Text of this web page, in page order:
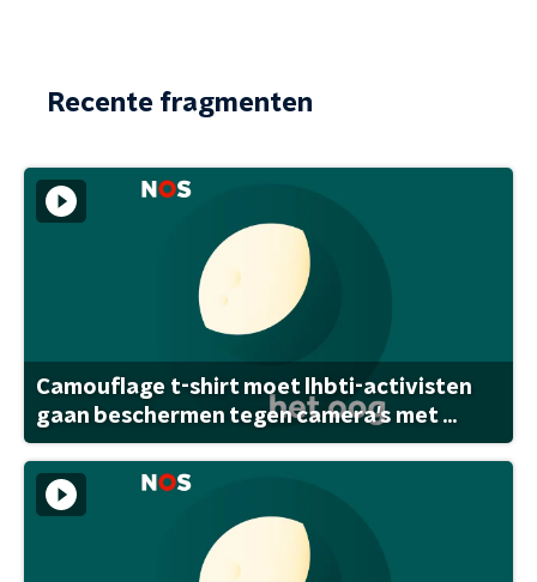
Recente fragmenten
Camouflage t-shirt moet lhbti-activisten
gaan beschermen tegen camera's met ...